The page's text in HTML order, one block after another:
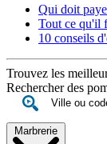
Qui doit
Tout ce qu'il
10 conseils
Trouvez les
Rechercher des
Marbrerie